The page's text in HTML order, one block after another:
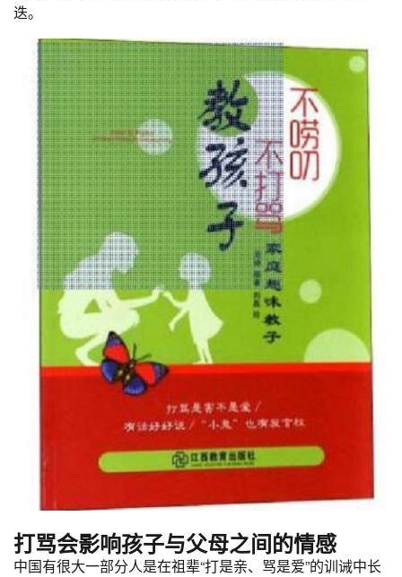
迭。
打骂会影响孩子与父母之间的情感
中国有很大一部分人是在祖辈“打是亲、骂是爱”的训诫中长